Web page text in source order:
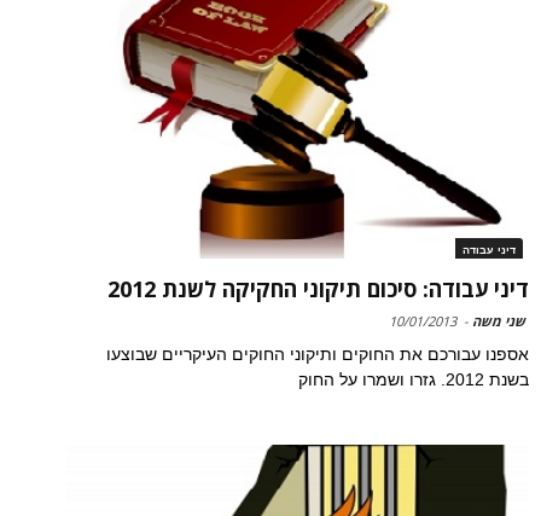
דיני עבודה
דיני עבודה: סיכום תיקוני החקיקה לשנת 2012
שני משה -
10/01/2013
אספנו עבורכם את החוקים ותיקוני החוקים העיקריים שבוצעו
בשנת 2012. גזרו ושמרו על החוק